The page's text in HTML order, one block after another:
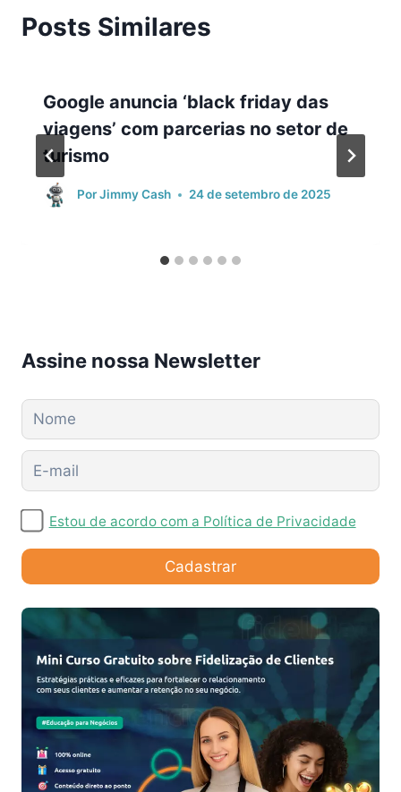
Posts Similares
Google anuncia ‘black friday das
viagens’ com parcerias no setor de
turismo
PorJimmy Cash 24 de setembro de 2025
Assine nossa Newsletter
Estou de acordo com a Política de Privacidade